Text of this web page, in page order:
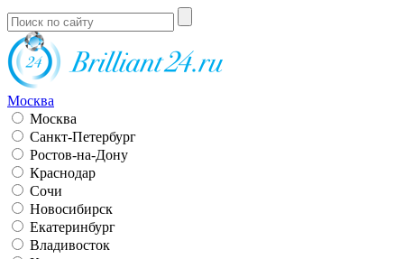
Москва
Москва
Санкт-Петербург
Ростов-на-Дону
Краснодар
Сочи
Новосибирск
Екатеринбург
Владивосток